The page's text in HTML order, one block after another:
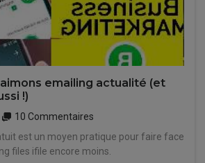
emailing actualité (et
!)
10 Commentaires
est un moyen pratique pour faire face
files ifile encore moins.